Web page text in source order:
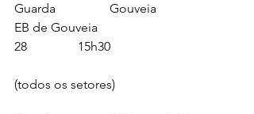
Guarda		Gouveia
EB de Gouveia
28		15h30
(todos os setores)